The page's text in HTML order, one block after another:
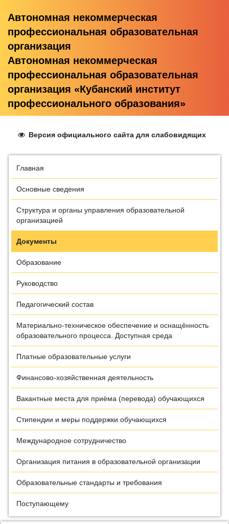
Автономная некоммерческая
профессиональная образовательная
организация
Автономная некоммерческая
профессиональная образовательная
организация «Кубанский институт
профессионального образования»
Версия официального сайта для слабовидящих
Главная
Основные сведения
Структура и органы управления образовательной
организацией
Документы
Образование
Руководство
Педагогический состав
Материально-техническое обеспечение и оснащённость
образовательного процесса. Доступная среда
Платные образовательные услуги
Финансово-хозяйственная деятельность
Вакантные места для приёма (перевода) обучающихся
Стипендии и меры поддержки обучающихся
Международное сотрудничество
Организация питания в образовательной организации
Образовательные стандарты и требования
Поступающему